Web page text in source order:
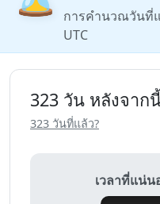
การคำนวณวันที่
UTC
323 วัน หลังจาก
323 วันที่แล้ว?
เวลาที่แน่น